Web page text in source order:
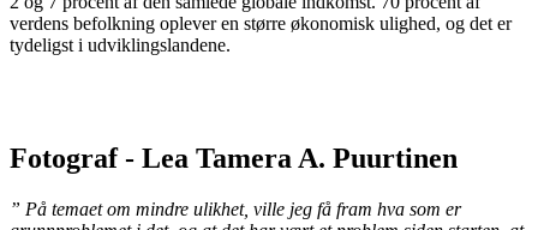
verdens befolkning oplever en større økonomisk ulighed, og det er
tydeligst i udviklingslandene.
Fotograf - Lea Tamera A. Puurtinen
” På temaet om mindre ulikhet, ville jeg få fram hva som er